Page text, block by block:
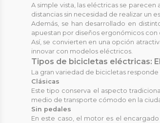
A simple vista, las eléctricas se
distancias sin necesidad de realizar un
Además, se han desarrollado en
apuestan por diseños ergonómicos con
Así, se convierten en una opción
innovar con modelos eléctricos.
Tipos de bicicletas eléctricas:
La gran variedad de bicicletas
Clásicas
Este tipo conserva el aspecto
medio de transporte cómodo en la
Sin pedales
En este caso, el motor es el